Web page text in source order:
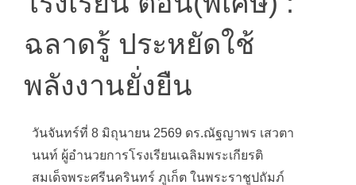
ฉลาดรู้ ประหยัดใช้
พลังงานยั่งยืน
วันจันทร์ที่ 8 มิถุนายน 2569 ดร.ณัฐญาพร เสวตา
นนท์ ผู้อำนวยการโรงเรียนเฉลิมพระเกียรติ
สมเด็จพระศรีนครินทร์ ภูเก็ต ในพระราชูปถัมภ์